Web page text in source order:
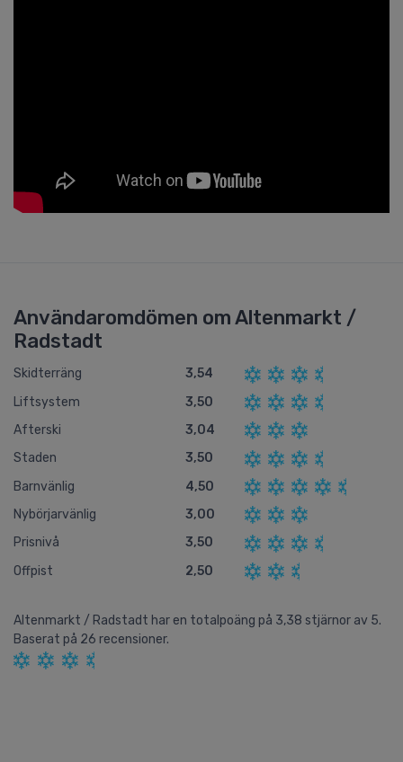
Användaromdömen om Altenmarkt /
Radstadt
Skidterräng
3,54
Liftsystem
3,50
Afterski
3,04
Staden
3,50
Barnvänlig
4,50
Nybörjarvänlig
3,00
Prisnivå
3,50
Offpist
2,50
Altenmarkt / Radstadt har en totalpoäng på 3,38 stjärnor av 5.
Baserat på 26 recensioner.